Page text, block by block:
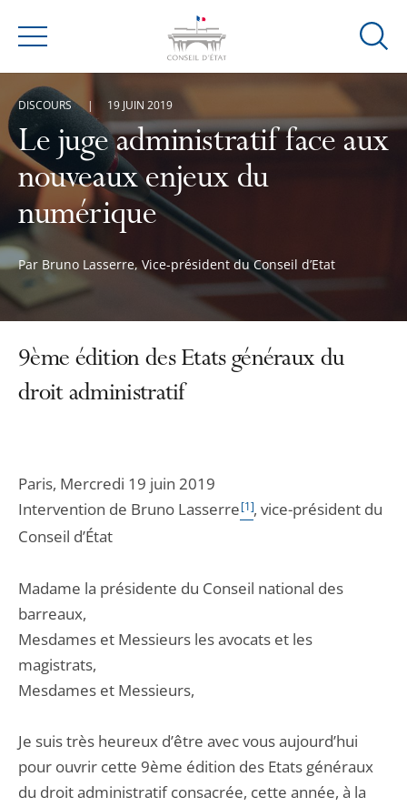
Menu
Ouvrir
Le juge administratif face aux
nouveaux enjeux du
numérique
Par Bruno Lasserre, Vice-président du Conseil d’Etat
DISCOURS 19 JUIN 2019
9ème édition des Etats généraux du
droit administratif
Paris, Mercredi 19 juin 2019
Intervention de Bruno Lasserre[1], vice-président du
Conseil d’État
Madame la présidente du Conseil national des
barreaux,
Mesdames et Messieurs les avocats et les
magistrats,
Mesdames et Messieurs,
Je suis très heureux d’être avec vous aujourd’hui
pour ouvrir cette 9ème édition des Etats généraux
du droit administratif consacrée, cette année, à la